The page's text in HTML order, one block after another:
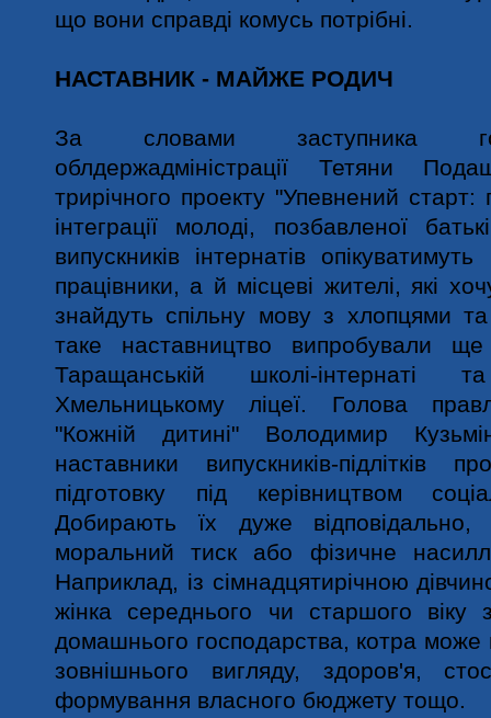
що вони справді комусь потрібні.
НАСТАВНИК - МАЙЖЕ РОДИЧ
За словами заступника
облдержадміністрації Тетяни
трирічного проекту "Упевнений старт:
інтеграції молоді, позбавленої
випускників інтернатів
працівники, а й місцеві жителі, які
знайдуть спільну мову з хлопцями
таке наставництво випробували
Таращанській школі-
Хмельницькому ліцеї. Голова
"Кожній дитині" Володимир
наставники випускників-підлітків
підготовку під керівництвом
Добирають їх дуже
моральний тиск або фізичне
Наприклад, із сімнадцятирічною
жінка середнього чи старшого віку
домашнього господарства, котра
зовнішнього вигляду, здоров'я,
формування власного бюджету тощо.